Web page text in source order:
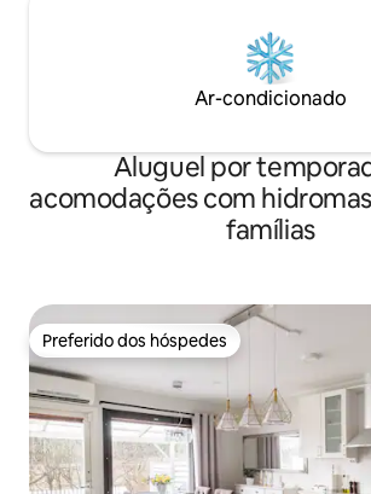
Ar-condicionado
Aluguel por
acomodações com
famílias
Preferido dos hóspedes
Preferido dos hóspedes